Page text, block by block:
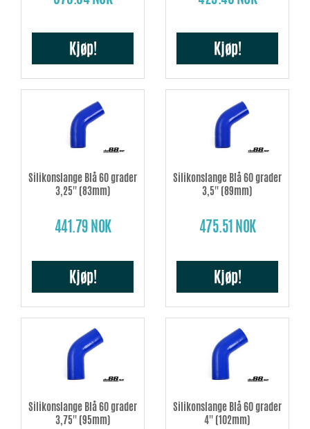
Kjøp! Kjøp!
Silikonslange Blå 60 grader
3,25'' (83mm)
441.79 NOK
Kjøp!
Silikonslange Blå 60 grader
3,5'' (89mm)
475.51 NOK
Kjøp!
Silikonslange Blå 60 grader
3,75'' (95mm)
Silikonslange Blå 60 grader
4'' (102mm)